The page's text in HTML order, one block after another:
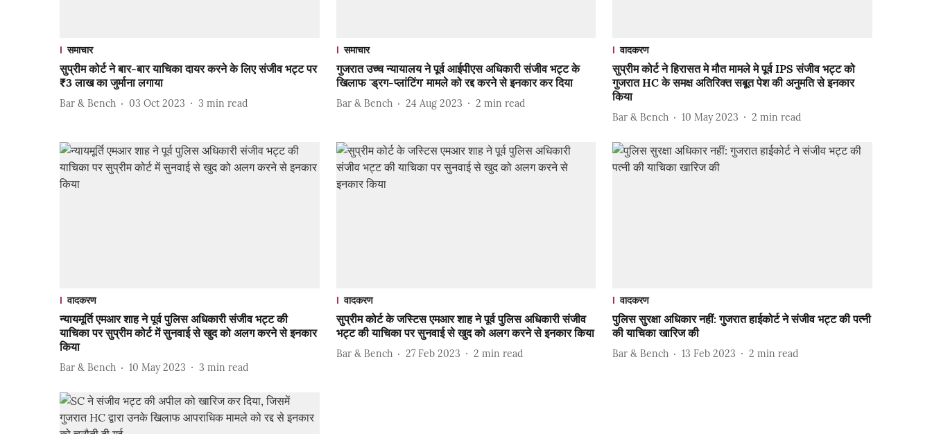
समाचार
सुप्रीम कोर्ट ने बार-बार याचिका दायर करने के लिए संजीव भट्ट पर
₹3 लाख का जुर्माना लगाया
Bar & Bench 03 Oct 2023 3 min read
समाचार
गुजरात उच्च न्यायालय ने पूर्व आईपीएस अधिकारी संजीव भट्ट के
खिलाफ 'ड्रग-प्लांटिंग' मामले को रद्द करने से इनकार कर दिया
Bar & Bench 24 Aug 2023 2 min read
वादकरण
सुप्रीम कोर्ट ने हिरासत मे मौत मामले मे पूर्व IPS संजीव भट्ट को
गुजरात HC के समक्ष अतिरिक्त सबूत पेश की अनुमति से इनकार
किया
Bar & Bench 10 May 2023 2 min read
वादकरण
न्यायमूर्ति एमआर शाह ने पूर्व पुलिस अधिकारी संजीव भट्ट की
याचिका पर सुप्रीम कोर्ट में सुनवाई से खुद को अलग करने से इनकार
किया
Bar & Bench 10 May 2023 3 min read
वादकरण
सुप्रीम कोर्ट के जस्टिस एमआर शाह ने पूर्व पुलिस अधिकारी संजीव
भट्ट की याचिका पर सुनवाई से खुद को अलग करने से इनकार किया
Bar & Bench 27 Feb 2023 2 min read
वादकरण
पुलिस सुरक्षा अधिकार नहीं: गुजरात हाईकोर्ट ने संजीव भट्ट की पत्नी
की याचिका खारिज की
Bar & Bench 13 Feb 2023 2 min read